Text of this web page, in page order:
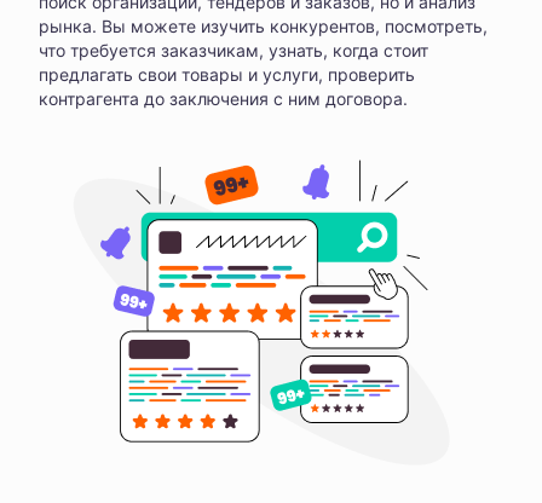
рынка. Вы можете изучить конкурентов, посмотреть,
что требуется заказчикам, узнать, когда стоит
предлагать свои товары и услуги, проверить
контрагента до заключения с ним договора.